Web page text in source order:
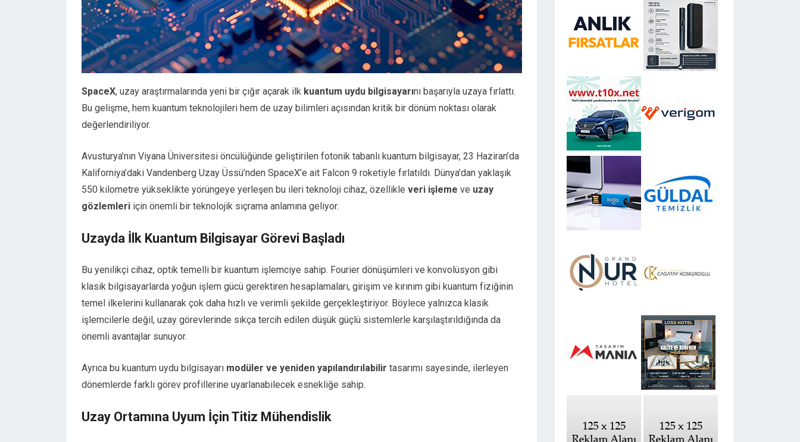
SpaceX, uzay araştırmalarında yeni bir çığır açarak ilk kuantum uydu bilgisayarını başarıyla uzaya fırlattı.
Bu gelişme, hem kuantum teknolojileri hem de uzay bilimleri açısından kritik bir dönüm noktası olarak
değerlendiriliyor.
Avusturya’nın Viyana Üniversitesi öncülüğünde geliştirilen fotonik tabanlı kuantum bilgisayar, 23 Haziran’da
Kaliforniya’daki Vandenberg Uzay Üssü’nden SpaceX’e ait Falcon 9 roketiyle fırlatıldı. Dünya’dan yaklaşık
550 kilometre yükseklikte yörüngeye yerleşen bu ileri teknoloji cihaz, özellikle veri işleme ve uzay
gözlemleri için önemli bir teknolojik sıçrama anlamına geliyor.
Uzayda İlk Kuantum Bilgisayar Görevi Başladı
Bu yenilikçi cihaz, optik temelli bir kuantum işlemciye sahip. Fourier dönüşümleri ve konvolüsyon gibi
klasik bilgisayarlarda yoğun işlem gücü gerektiren hesaplamaları, girişim ve kırınım gibi kuantum fiziğinin
temel ilkelerini kullanarak çok daha hızlı ve verimli şekilde gerçekleştiriyor. Böylece yalnızca klasik
işlemcilerle değil, uzay görevlerinde sıkça tercih edilen düşük güçlü sistemlerle karşılaştırıldığında da
önemli avantajlar sunuyor.
Ayrıca bu kuantum uydu bilgisayarı modüler ve yeniden yapılandırılabilir tasarımı sayesinde, ilerleyen
dönemlerde farklı görev profillerine uyarlanabilecek esnekliğe sahip.
Uzay Ortamına Uyum İçin Titiz Mühendislik